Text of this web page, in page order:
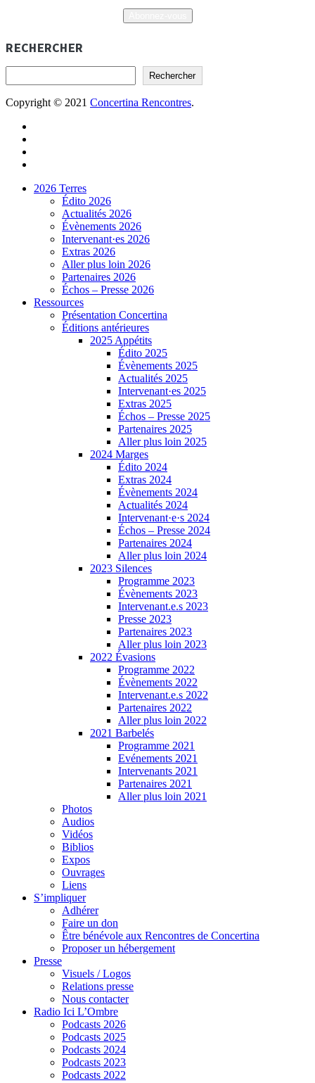
RECHERCHER
Rechercher
Copyright © 2021 Concertina Rencontres.
2026 Terres
Édito 2026
Actualités 2026
Évènements 2026
Intervenant·es 2026
Extras 2026
Aller plus loin 2026
Partenaires 2026
Échos – Presse 2026
Ressources
Présentation Concertina
Éditions antérieures
2025 Appétits
Édito 2025
Évènements 2025
Actualités 2025
Intervenant·es 2025
Extras 2025
Échos – Presse 2025
Partenaires 2025
Aller plus loin 2025
2024 Marges
Édito 2024
Extras 2024
Évènements 2024
Actualités 2024
Intervenant·e·s 2024
Échos – Presse 2024
Partenaires 2024
Aller plus loin 2024
2023 Silences
Programme 2023
Évènements 2023
Intervenant.e.s 2023
Presse 2023
Partenaires 2023
Aller plus loin 2023
2022 Évasions
Programme 2022
Évènements 2022
Intervenant.e.s 2022
Partenaires 2022
Aller plus loin 2022
2021 Barbelés
Programme 2021
Evénements 2021
Intervenants 2021
Partenaires 2021
Aller plus loin 2021
Photos
Audios
Vidéos
Biblios
Expos
Ouvrages
Liens
S’impliquer
Adhérer
Faire un don
Être bénévole aux Rencontres de Concertina
Proposer un hébergement
Presse
Visuels / Logos
Relations presse
Nous contacter
Radio Ici L’Ombre
Podcasts 2026
Podcasts 2025
Podcasts 2024
Podcasts 2023
Podcasts 2022